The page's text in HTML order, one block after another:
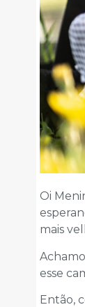
Oi
mais
esse
Então,